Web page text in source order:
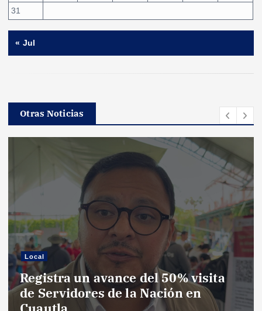
31
« Jul
Otras Noticias
Local
Registra un avance del 50% visita
de Servidores de la Nación en